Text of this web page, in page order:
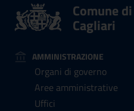
Comune di
Cagliari
AMMINISTRAZIONE
Organi di governo
Aree amministrative
Uffici